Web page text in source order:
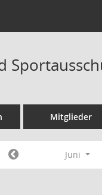
Mitglieder
Juni